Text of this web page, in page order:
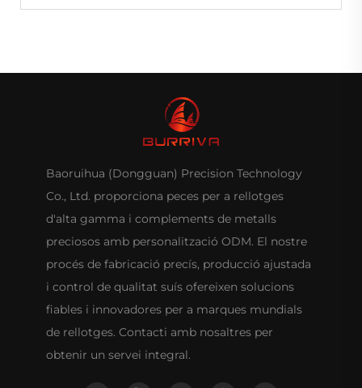
Baoruihua (Dongguan) Precision Technology
Co., Ltd. proporciona peces per a rellotges
d'alta gamma i complements de metalls
preciosos amb personalització ODM. El nostre
procés de fabricació precís, producció ajustada
i control de qualitat suís ofereixen solucions
fiables i innovadores per a marques mundials
de rellotges. Contacti amb nosaltres per
obtenir un servei integral.